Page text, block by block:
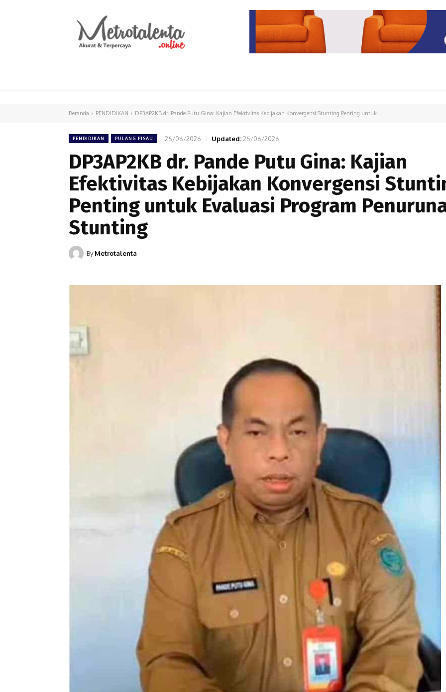
Beranda PENDIDIKAN DP3AP2KB dr. Pande Putu Gina: Kajian Efektivitas Kebijakan Konvergensi Stunting Penting untuk...
PENDIDIKAN PULANG PISAU 25/06/2026 Updated:25/06/2026
DP3AP2KB dr. Pande Putu Gina: Kajian
Efektivitas Kebijakan Konvergensi
Penting untuk Evaluasi Program
Stunting
By Metrotalenta